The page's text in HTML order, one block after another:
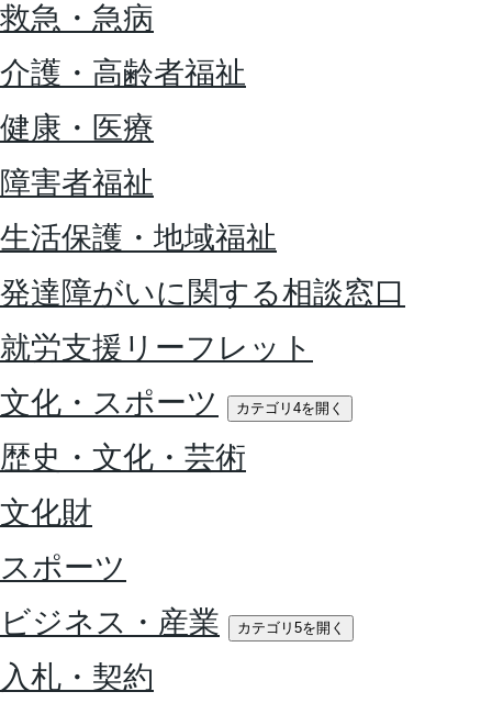
救急・急病
介護・高齢者福祉
健康・医療
障害者福祉
生活保護・地域福祉
発達障がいに関する相談窓口
就労支援リーフレット
文化・スポーツ
カテゴリ4を開く
歴史・文化・芸術
文化財
スポーツ
ビジネス・産業
カテゴリ5を開く
入札・契約